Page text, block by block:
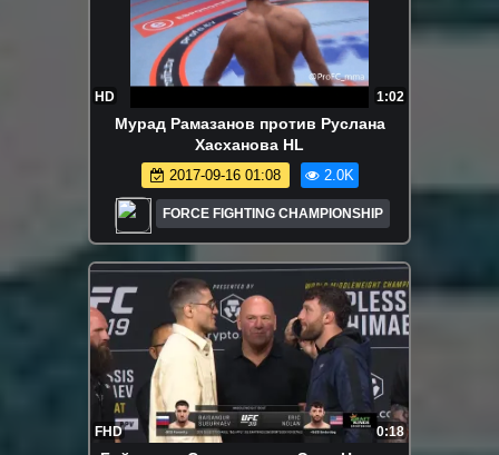
HD 1:02
Мурад Рамазанов против Руслана
Хасханова HL
2017-09-16 01:08 2.0K
FORCE FIGHTING CHAMPIONSHIP
FHD 0:18